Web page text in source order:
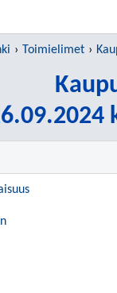
Toimielimet